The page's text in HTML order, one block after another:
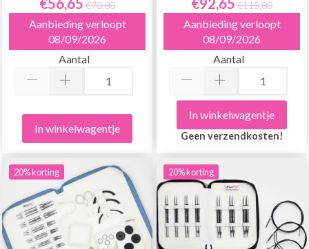
€70,80
Aanbieding verloopt
08/09/2026
Aantal
In winkelwagentje
€115,80
Aanbieding verloopt
08/09/2026
Aantal
In winkelwagentje
Geen verzendkosten!
20% korting 20% korting